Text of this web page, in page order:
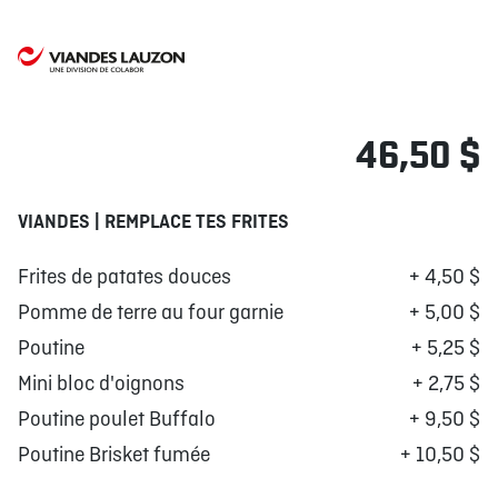
46,50 $
VIANDES | REMPLACE TES FRITES
Frites de patates douces
+ 4,50 $
Pomme de terre au four garnie
+ 5,00 $
Poutine
+ 5,25 $
Mini bloc d'oignons
+ 2,75 $
Poutine poulet Buffalo
+ 9,50 $
Poutine Brisket fumée
+ 10,50 $